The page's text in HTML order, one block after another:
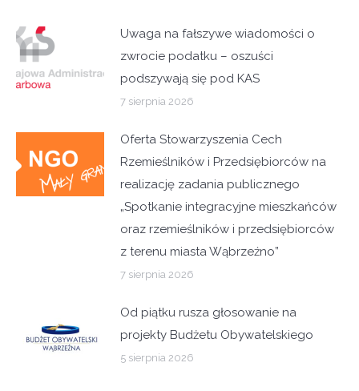
Uwaga na fałszywe wiadomości o
zwrocie podatku – oszuści
podszywają się pod KAS
7 sierpnia 2026
Oferta Stowarzyszenia Cech
Rzemieślników i Przedsiębiorców na
realizację zadania publicznego
„Spotkanie integracyjne mieszkańców
oraz rzemieślników i przedsiębiorców
z terenu miasta Wąbrzeźno”
7 sierpnia 2026
Od piątku rusza głosowanie na
projekty Budżetu Obywatelskiego
5 sierpnia 2026